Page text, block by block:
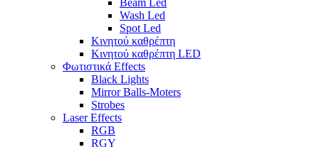
Beam Led
Wash Led
Spot Led
Κινητού καθρέπτη
Κινητού καθρέπτη LED
Φωτιστικά Effects
Black Lights
Mirror Balls-Moters
Strobes
Laser Effects
RGB
RGY